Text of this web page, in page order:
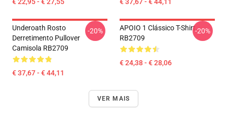
Underoath Rosto
Derretimento Pullover
Camisola RB2709
€ 37,67 - € 44,11
-20%
APOIO 1 Clássico T-Shirt
RB2709
€ 24,38 - € 28,06
-20%
VER MAIS